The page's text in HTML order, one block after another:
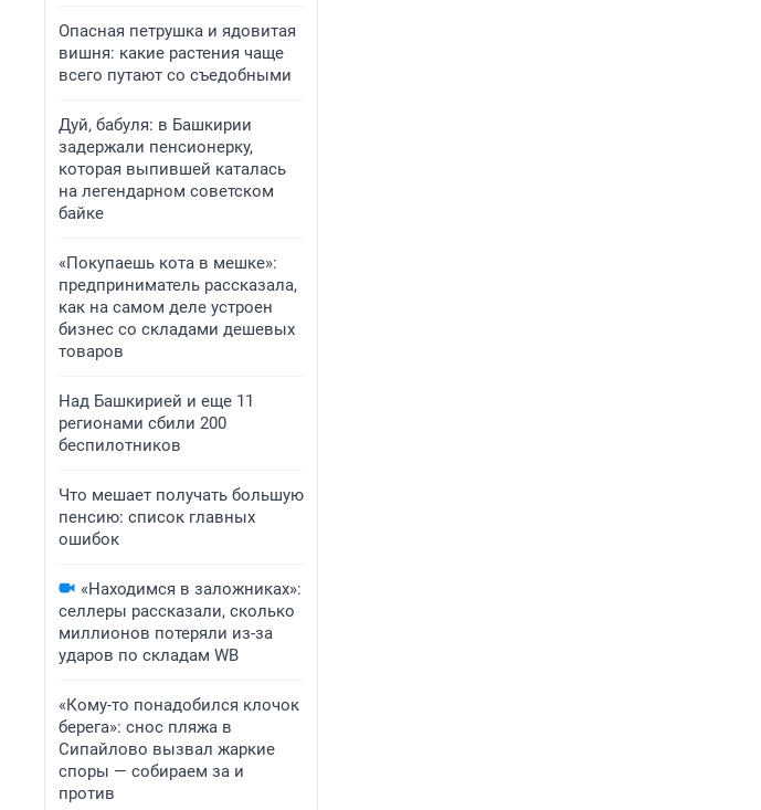
Опасная петрушка и ядовитая
вишня: какие растения чаще
всего путают со съедобными
Дуй, бабуля: в Башкирии
задержали пенсионерку,
которая выпившей каталась
на легендарном советском
байке
«Покупаешь кота в мешке»:
предприниматель рассказала,
как на самом деле устроен
бизнес со складами дешевых
товаров
Над Башкирией и еще 11
регионами сбили 200
беспилотников
Что мешает получать большую
пенсию: список главных
ошибок
«Находимся в заложниках»:
селлеры рассказали, сколько
миллионов потеряли из-за
ударов по складам WB
«Кому-то понадобился клочок
берега»: снос пляжа в
Сипайлово вызвал жаркие
споры — собираем за и
против